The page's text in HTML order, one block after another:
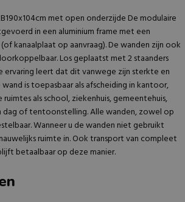
met open onderzijde De modulaire
in een aluminium frame met een
kanaalplaat op aanvraag). De wanden zijn ook
Los geplaatst met 2 staanders
ervaring leert dat dit vanwege zijn sterkte en
is toepasbaar als afscheiding in kantoor,
als school, ziekenhuis, gemeentehuis,
dag of tentoonstelling. Alle wanden, zowel op
Wanneer u de wanden niet gebruikt
ruimte in. Ook transport van compleet
betaalbaar op deze manier.